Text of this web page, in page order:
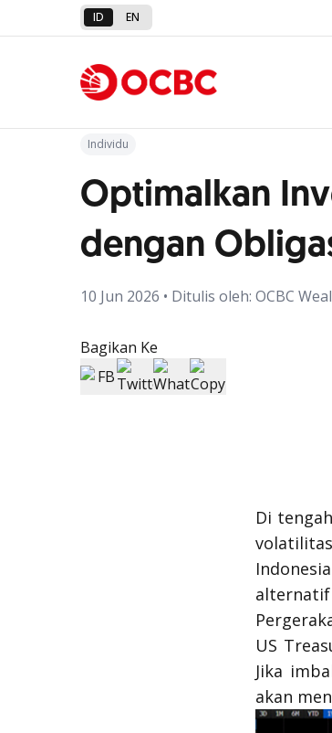
ID EN
Kembali ke Artikel
Individu
Optimalkan
dengan
10 Jun 2026 • Ditulis oleh: OCBC
Bagikan Ke
Di
alternatif
US
Jika
akan